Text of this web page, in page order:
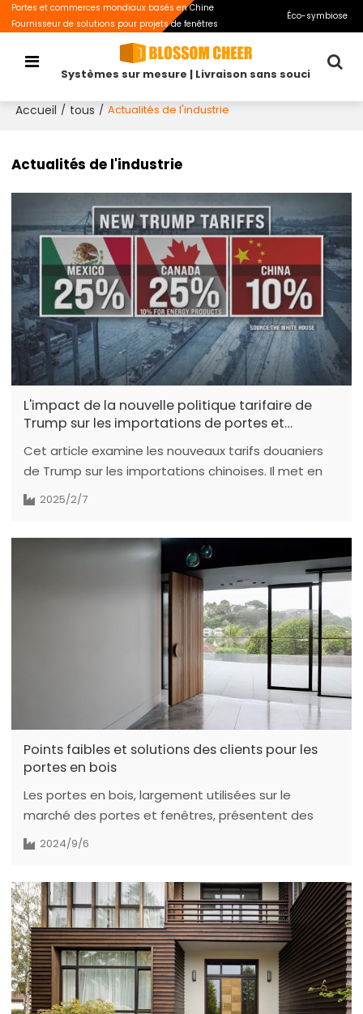
Portes et commerces mondiaux basés en Chine
Fournisseur de solutions pour projets de fenêtres
Éco-symbiose
Systèmes sur mesure | Livraison sans souci
Accueil / tous / Actualités de l'industrie
Actualités de l'industrie
L'impact de la nouvelle politique tarifaire de
Trump sur les importations de portes et
Chine
Cet article examine les nouveaux tarifs douaniers
de Trump sur les importations chinoises. Il met en
évidence six avantages d'un partenariat avec nous
douaniers de 10 %.
2025/2/7
Points faibles et solutions des clients pour les
portes en bois
Les portes en bois, largement utilisées sur le
marché des portes et fenêtres, présentent des
caractéristiques de conception uniques. Cet article
pour résoudre ces problèmes.
2024/9/6